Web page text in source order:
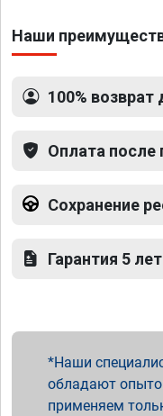
Наши
100% возврат
Оплата после
Сохранение
Гарантия 5 лет
Наши
обладают
применяем